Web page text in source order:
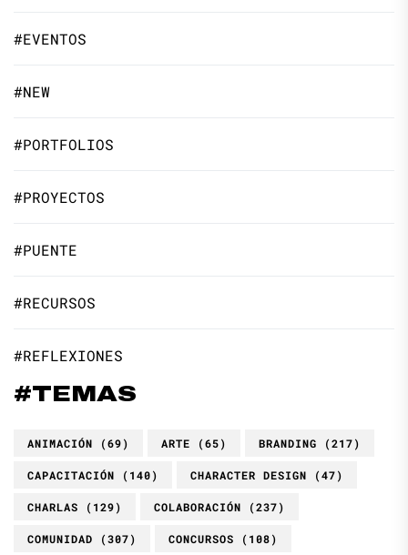
#EVENTOS
#NEW
#PORTFOLIOS
#PROYECTOS
#PUENTE
#RECURSOS
#REFLEXIONES
#TEMAS
ANIMACIÓN (69) ARTE (65) BRANDING (217)
CAPACITACIÓN (140) CHARACTER DESIGN (47)
CHARLAS (129) COLABORACIÓN (237)
COMUNIDAD (307) CONCURSOS (108)